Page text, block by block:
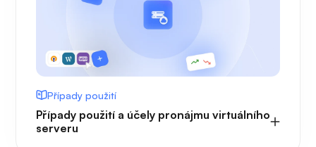
Případy použití
Případy použití a účely pronájmu virtuálního
serveru